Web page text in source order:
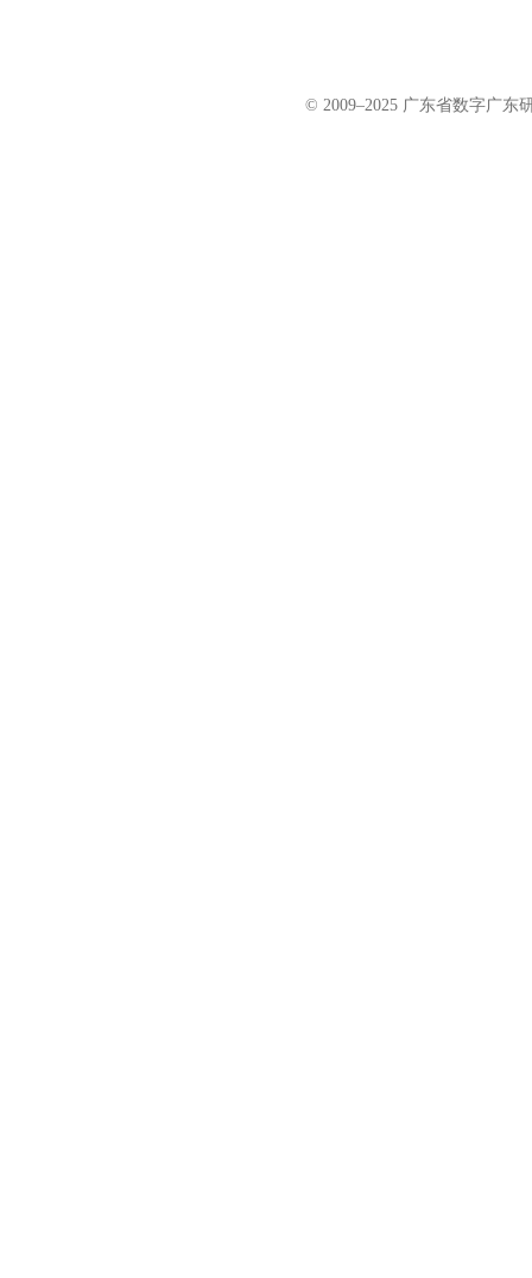
© 2009–2025 广东省数字广东